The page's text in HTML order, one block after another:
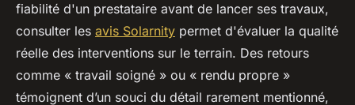
fiabilité d'un prestataire avant de lancer ses travaux,
consulter les avis Solarnity permet d'évaluer la qualité
réelle des interventions sur le terrain. Des retours
comme « travail soigné » ou « rendu propre »
témoignent d’un souci du détail rarement mentionné,